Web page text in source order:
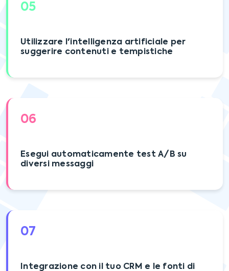
05
Utilizzare l'intelligenza artificiale per
suggerire contenuti e tempistiche
06
Esegui automaticamente test A/B su
diversi messaggi
07
Integrazione con il tuo CRM e le fonti di